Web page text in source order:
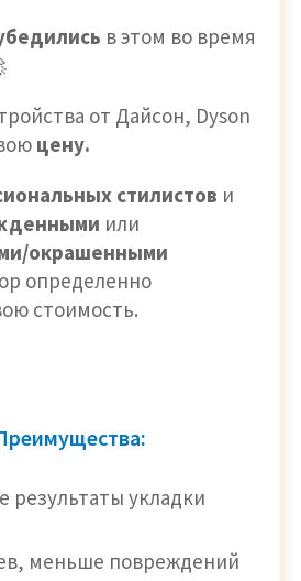
вэтом во время
от Дайсон, Dyson
цену.
стилистов и
или
окрашенными
определенно
стоимость.
результаты укладки
меньше повреждений